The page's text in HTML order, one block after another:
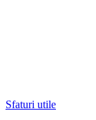
Sfaturi utile